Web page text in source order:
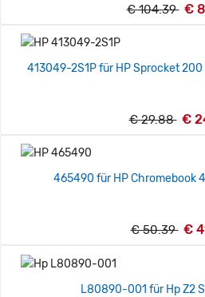
€ 104.39 €
413049-2S1P für HP Sprocket
€ 29.88 €
465490 für HP Chromebook
€ 50.39 €
L80890-001 für Hp Z2